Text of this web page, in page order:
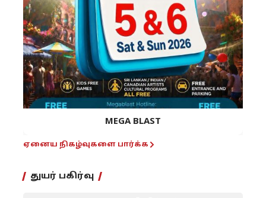
MEGA BLAST
ஏனைய நிகழ்வுகளை பார்க்க
துயர் பகிர்வு